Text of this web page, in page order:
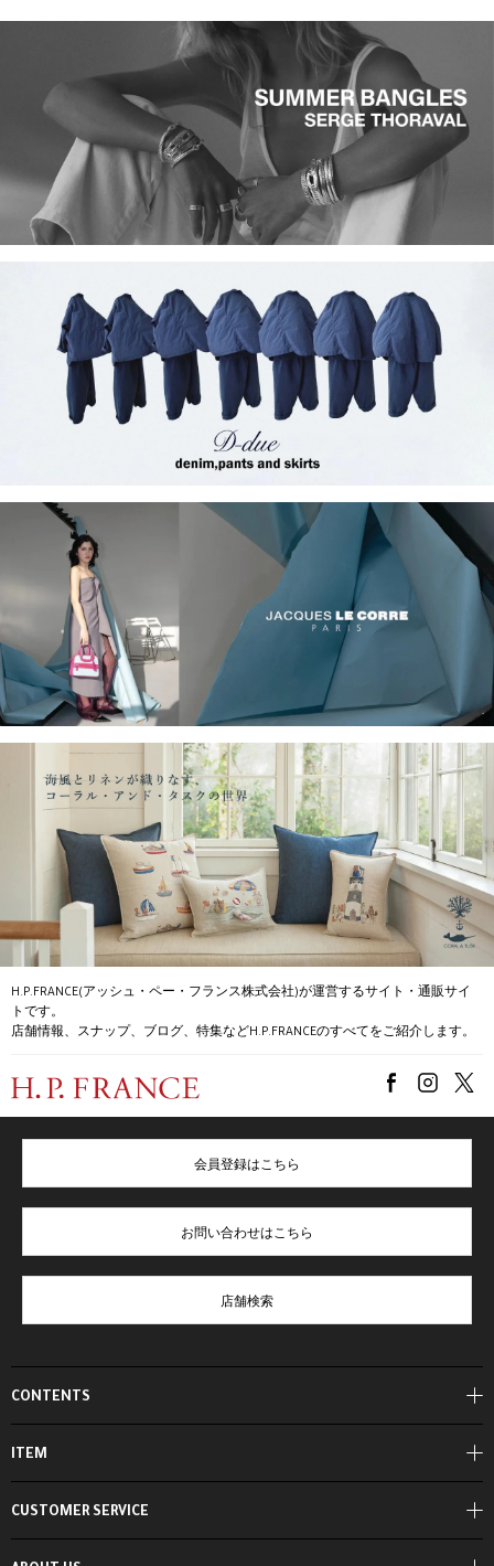
H.P.FRANCE(アッシュ・ペー・フランス株式会社)が運営するサイト・通販サイ
トです。
店舗情報、スナップ、ブログ、特集などH.P.FRANCEのすべてをご紹介します。
CONTENTS
ITEM
会員登録はこちら
お問い合わせはこちら
店舗検索
CUSTOMER SERVICE